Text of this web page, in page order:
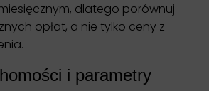
dlatego porównuj
opłat, a nie tylko ceny z
i parametry